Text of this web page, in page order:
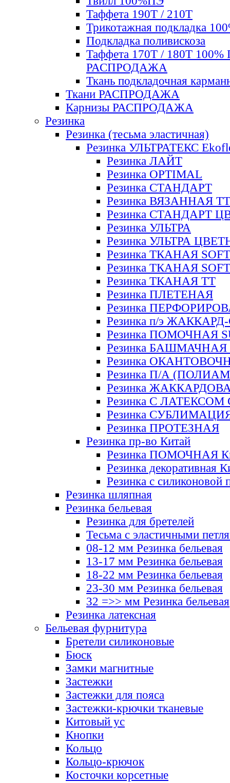
Таффета 190Т / 210Т
Трикотажная подкладка
Подкладка поливискоза
Таффета 170Т / 180Т 100%
РАСПРОДАЖА
Ткань подкладочная
Ткани РАСПРОДАЖА
Карнизы РАСПРОДАЖА
Резинка
Резинка (тесьма эластичная)
Резинка УЛЬТРАТЕКС
Резинка ЛАЙТ
Резинка OPTIMAL
Резинка СТАНДАРТ
Резинка ВЯЗАННАЯ ТТ
Резинка СТАНДАРТ
Резинка УЛЬТРА
Резинка УЛЬТРА
Резинка ТКАНАЯ SOFT
Резинка ТКАНАЯ
Резинка ТКАНАЯ ТТ
Резинка ПЛЕТЕНАЯ
Резинка
Резинка п/э
Резинка ПОМОЧНАЯ
Резинка БАШМАЧНАЯ
Резинка
Резинка П/А
Резинка
Резинка С ЛАТЕКСОМ
Резинка
Резинка ПРОТЕЗНАЯ
Резинка пр-во Китай
Резинка ПОМОЧНАЯ
Резинка декоративная
Резинка с силиконовой
Резинка шляпная
Резинка бельевая
Резинка для бретелей
Тесьма с эластичными
08-12 мм Резинка бельевая
13-17 мм Резинка бельевая
18-22 мм Резинка бельевая
23-30 мм Резинка бельевая
32 =>> мм Резинка бельевая
Резинка латексная
Бельевая фурнитура
Бретели силиконовые
Бюск
Замки магнитные
Застежки
Застежки для пояса
Застежки-крючки тканевые
Китовый ус
Кнопки
Кольцо
Кольцо-крючок
Косточки корсетные